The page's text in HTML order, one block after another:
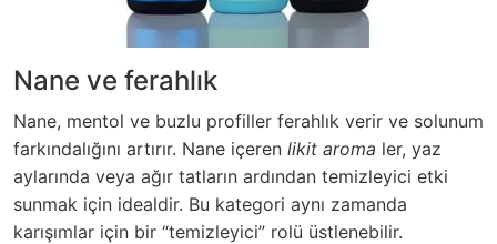
Nane ve ferahlık
Nane, mentol ve buzlu profiller ferahlık verir ve solunum
farkındalığını artırır. Nane içeren likit aroma ler, yaz
aylarında veya ağır tatların ardından temizleyici etki
sunmak için idealdir. Bu kategori aynı zamanda
karışımlar için bir “temizleyici” rolü üstlenebilir.